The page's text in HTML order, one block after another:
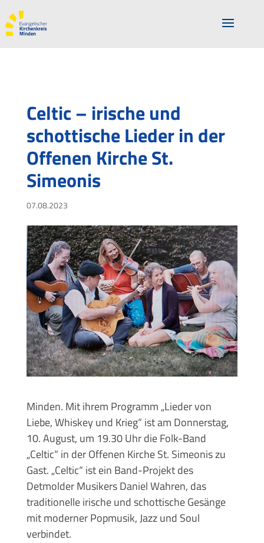
Celtic – irische und
schottische Lieder in der
Offenen Kirche St.
Simeonis
07.08.2023
Minden. Mit ihrem Programm „Lieder von
Liebe, Whiskey und Krieg“ ist am Donnerstag,
10. August, um 19.30 Uhr die Folk-Band
„Celtic“ in der Offenen Kirche St. Simeonis zu
Gast. „Celtic“ ist ein Band-Projekt des
Detmolder Musikers Daniel Wahren, das
traditionelle irische und schottische Gesänge
mit moderner Popmusik, Jazz und Soul
verbindet.